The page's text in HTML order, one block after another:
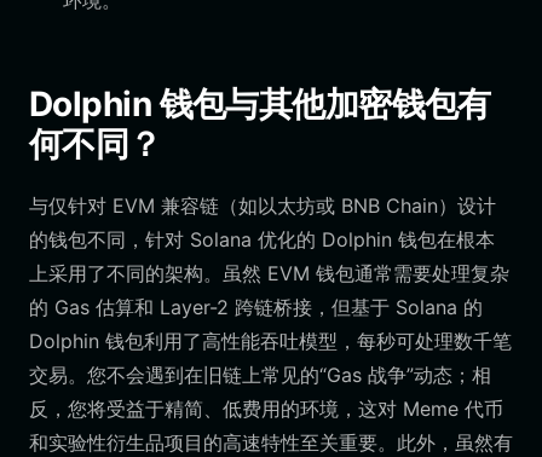
Dolphin 钱包与其他加密钱包有
何不同？
与仅针对 EVM 兼容链（如以太坊或 BNB Chain）设计
的钱包不同，针对 Solana 优化的 Dolphin 钱包在根本
上采用了不同的架构。虽然 EVM 钱包通常需要处理复杂
的 Gas 估算和 Layer-2 跨链桥接，但基于 Solana 的
Dolphin 钱包利用了高性能吞吐模型，每秒可处理数千笔
交易。您不会遇到在旧链上常见的“Gas 战争”动态；相
反，您将受益于精简、低费用的环境，这对 Meme 代币
和实验性衍生品项目的高速特性至关重要。此外，虽然有